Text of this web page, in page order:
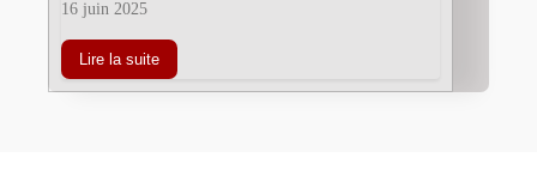
16 juin 2025
Lire la suite